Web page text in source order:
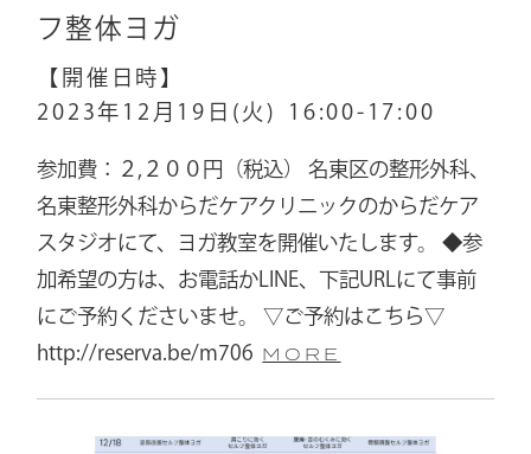
フ整体ヨガ
【開催日時】
2023年12月19日(火)
16:00-17:00
参加費：２,２００円（税込） 名東区の整形外科、
名東整形外科からだケアクリニックのからだケア
スタジオにて、ヨガ教室を開催いたします。 ◆参
加希望の方は、お電話かLINE、下記URLにて事前
にご予約くださいませ。 ▽ご予約はこちら▽
http://reserva.be/m706 MORE